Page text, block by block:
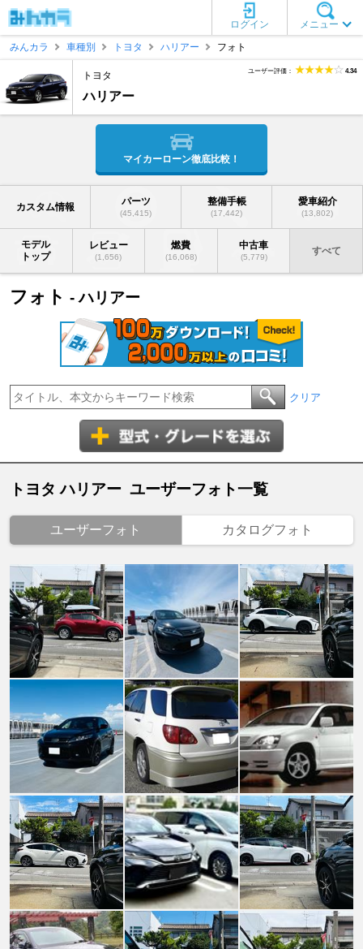
メニュー
ログイン
みんカラ
車種別 トヨタ ハリアー フォト
トヨタ
ハリアー
ユーザー評価： 4.34
マイカーローン徹底比較！
カスタム情報 パーツ
(45,415)
整備手帳
(17,442)
愛車紹介
(13,802)
モデル
トップ
レビュー
(1,656)
燃費
(16,068)
中古車
(5,779)
すべて
フォト - ハリアー
クリア
トヨタ ハリアー ユーザーフォト一覧
ユーザーフォト カタログフォト